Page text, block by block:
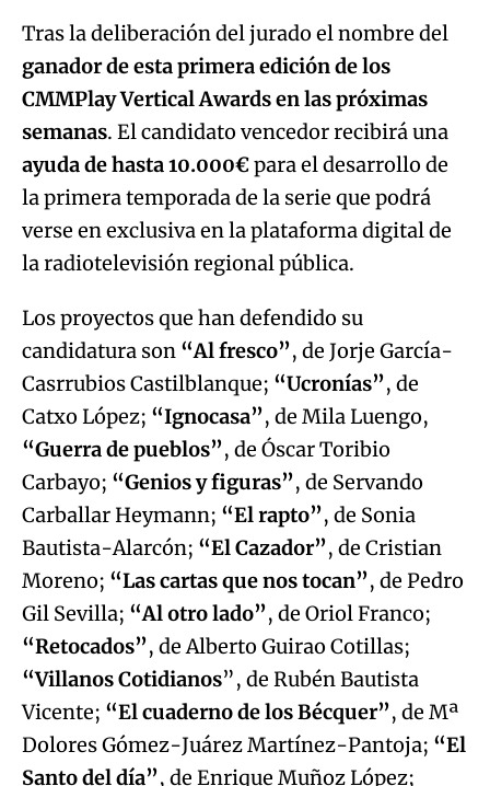
Tras la deliberación del jurado el nombre del
ganador de esta primera edición de los
CMMPlay Vertical Awards en las próximas
semanas. El candidato vencedor recibirá una
ayuda de hasta 10.000€para el desarrollo de
la primera temporada de la serie que podrá
verse en exclusiva en la plataforma digital de
la radiotelevisión regional pública.
Los proyectos que han defendido su
candidatura son “Al fresco”, de Jorje García-
Casrrubios Castilblanque; “Ucronías”, de
Catxo López; “Ignocasa”, de Mila Luengo,
“Guerra de pueblos”, de Óscar Toribio
Carbayo; “Genios y figuras”, de Servando
Carballar Heymann; “El rapto”, de Sonia
Bautista-Alarcón; “El Cazador”, de Cristian
Moreno; “Las cartas que nos tocan”, de Pedro
Gil Sevilla; “Al otro lado”, de Oriol Franco;
“Retocados”, de Alberto Guirao Cotillas;
“Villanos Cotidianos”, de Rubén Bautista
Vicente; “El cuaderno de los Bécquer”, de Mª
Dolores Gómez-Juárez Martínez-Pantoja; “El
Santo del día”, de Enrique Muñoz López;